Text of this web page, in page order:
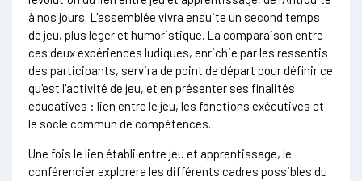
à nos jours. L'assemblée vivra ensuite un second temps
de jeu, plus léger et humoristique. La comparaison entre
ces deux expériences ludiques, enrichie par les ressentis
des participants, servira de point de départ pour définir ce
qu'est l'activité de jeu, et en présenter ses finalités
éducatives : lien entre le jeu, les fonctions exécutives et
le socle commun de compétences.
Une fois le lien établi entre jeu et apprentissage, le
conférencier explorera les différents cadres possibles du